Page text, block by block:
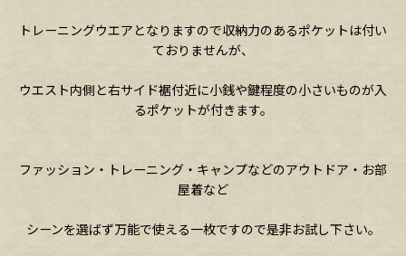
トレーニングウエアとなりますので収納力のあるポケットは付い
ておりませんが、
ウエスト内側と右サイド裾付近に小銭や鍵程度の小さいものが入
るポケットが付きます。
ファッション・トレーニング・キャンプなどのアウトドア・お部
屋着など
シーンを選ばず万能で使える一枚ですので是非お試し下さい。